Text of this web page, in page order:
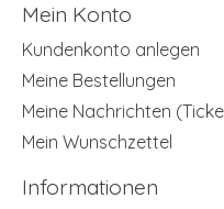
Mein Konto
Kundenkonto anlegen
Meine Bestellungen
Meine Nachrichten
Mein Wunschzettel
Informationen